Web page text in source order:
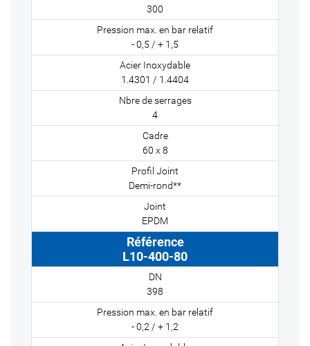
300
- 0,5 / + 1,5
1.4301 / 1.4404
4
60 x 8
Demi-rond**
EPDM
L10-400-80
398
- 0,2 / + 1,2